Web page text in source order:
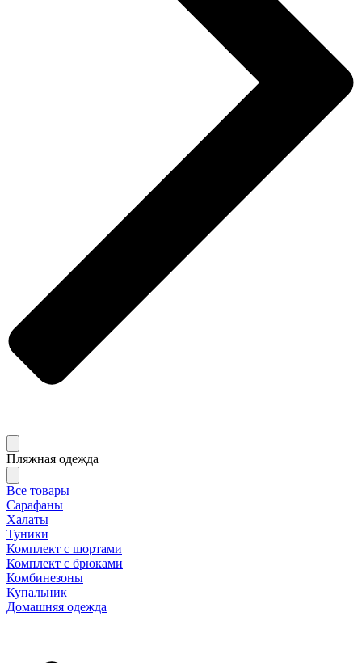
Пляжная одежда
Все товары
Сарафаны
Халаты
Туники
Комплект с шортами
Комплект с брюками
Комбинезоны
Купальник
Домашняя одежда